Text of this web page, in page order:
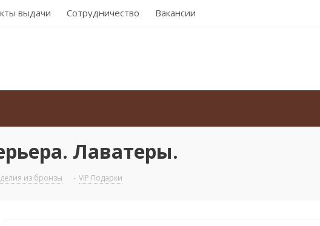
выдачи Сотрудничество Вакансии
Лаватеры.
из бронзы - VIP Подарки